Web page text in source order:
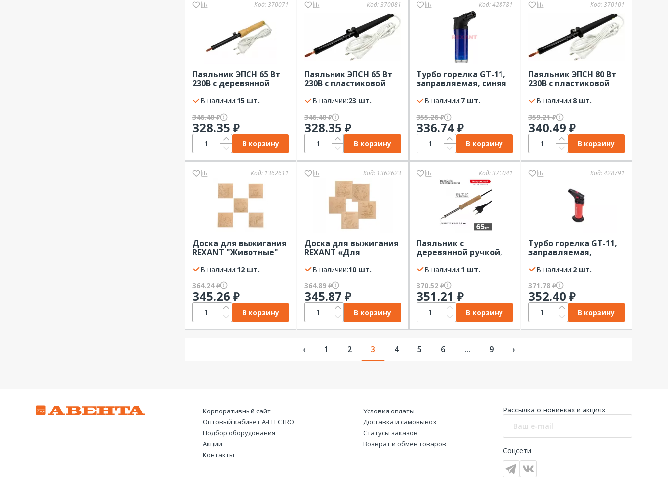
Код:370071
Паяльник ЭПСН 65 Вт
230В с деревянной
В наличии:
15 шт.
346.40₽
328.35 ₽
В корзину
Код:370081
Паяльник ЭПСН 65 Вт
230В с пластиковой
В наличии:
23 шт.
346.40₽
328.35₽
В корзину
Код:428781
Турбо горелка GT-11,
заправляемая, синяя
В наличии:
7 шт.
355.26₽
336.74 ₽
В корзину
Код:370101
Паяльник ЭПСН 80 Вт
230В с пластиковой
В наличии:
8 шт.
359.21₽
340.49 ₽
В корзину
Код: 1362611
Доска для выжигания
REXANT "Животные"
В наличии:
12 шт.
364.24₽
345.26 ₽
В корзину
Код: 1362623
Доска для выжигания
REXANT «Для
мм, набор 5 шт. (Тигр/
Самолет/Машина/
Парусник/Космос),
пакет
В наличии:
10 шт.
364.89₽
345.87₽
В корзину
Код:371041
Паяльник с
деревянной ручкой,
серия WOOD, 65Вт,
230В, блистер
PROconnect
В наличии:
1 шт.
370.52₽
351.21 ₽
В корзину
Код:428791
Турбо горелка GT-11,
заправляемая,
красная REXANT
В наличии:
2 шт.
371.78₽
352.40 ₽
В корзину
‹ 1 2 3 4 5 6 ... 9 ›
Корпоративный сайт
Оптовый кабинет А-ELECTRO
Подбор оборудования
Акции
Контакты
Условия оплаты
Доставка и самовывоз
Статусы заказов
Возврат и обмен товаров
Рассылка о новинках и акциях
Соцсети